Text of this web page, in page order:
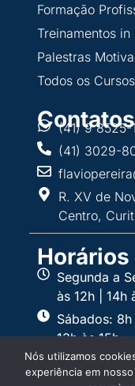
Formação
Treinamentos in
Palestras
Todos os Cursos
Contatos
(41) 9 8525-
(41) 3029-
R. XV de
Centro,
Horários
Segunda a
às 12h | 14h
Sábados: 8h
13h às 15h
Nós utilizamos
experiência em